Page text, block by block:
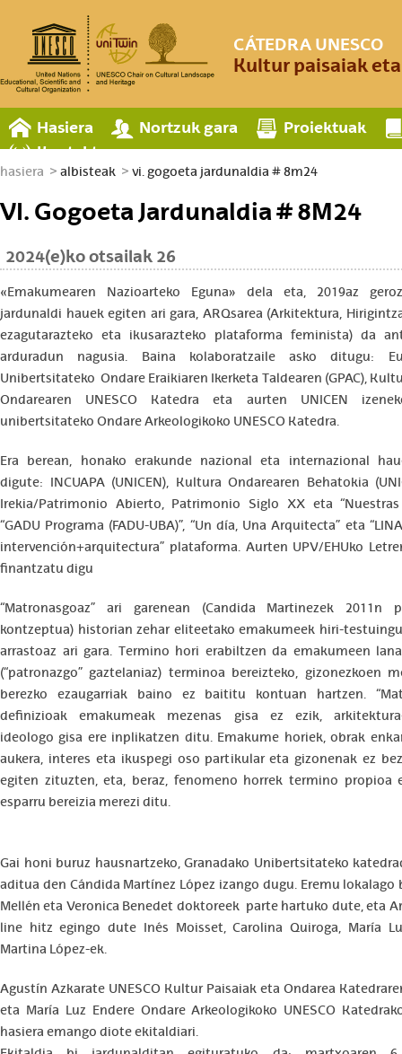
CÁTEDRA UNESCO
Kultur paisaiak
Hasiera Nortzuk gara
Proiektuak
Kontaktua
hasiera albisteak vi. gogoeta jardunaldia # 8m24
VI. Gogoeta Jardunaldia # 8M24
2024(e)ko otsailak 26
«Emakumearen Nazioarteko Eguna» dela eta, 2019az
jardunaldi hauek egiten ari gara, ARQsarea (Arkitektura,
ezagutarazteko eta ikusarazteko plataforma feminista) da
arduradun nagusia. Baina kolaboratzaile asko ditugu:
Unibertsitateko Ondare Eraikiaren Ikerketa Taldearen (GPAC),
Ondarearen UNESCO Katedra eta aurten UNICEN
unibertsitateko Ondare Arkeologikoko UNESCO Katedra.
Era berean, honako erakunde nazional eta internazional
digute: INCUAPA (UNICEN), Kultura Ondarearen Behatokia
Irekia/Patrimonio Abierto, Patrimonio Siglo XX eta “Nuestras
“GADU Programa (FADU-UBA)”, “Un día, Una Arquitecta” eta
intervención+arquitectura” plataforma. Aurten UPV/EHUko
finantzatu digu
“Matronasgoaz” ari garenean (Candida Martinezek 2011n
kontzeptua) historian zehar eliteetako emakumeek hiri-
arrastoaz ari gara. Termino hori erabiltzen da emakumeen
(“patronazgo” gaztelaniaz) terminoa bereizteko, gizonezkoen
berezko ezaugarriak baino ez baititu kontuan hartzen.
definizioak emakumeak mezenas gisa ez ezik,
ideologo gisa ere inplikatzen ditu. Emakume horiek, obrak
aukera, interes eta ikuspegi oso partikular eta gizonenak ez
egiten zituzten, eta, beraz, fenomeno horrek termino propioa
esparru bereizia merezi ditu.
Gai honi buruz hausnartzeko, Granadako Unibertsitateko
aditua den Cándida Martínez López izango dugu. Eremu lokalago
Mellén eta Veronica Benedet doktoreek parte hartuko dute, eta
line hitz egingo dute Inés Moisset, Carolina Quiroga, María
Martina López-ek.
Agustín Azkarate UNESCO Kultur Paisaiak eta Ondarea
eta María Luz Endere Ondare Arkeologikoko UNESCO
hasiera emango diote ekitaldiari.